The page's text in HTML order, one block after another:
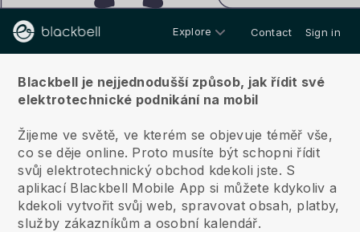
Explore Contact Sign in
Blackbell je nejjednodušší způsob, jak řídit své
elektrotechnické podnikání na mobil
Žijeme ve světě, ve kterém se objevuje téměř vše,
co se děje online. Proto musíte být schopni řídit
svůj elektrotechnický obchod kdekoli jste. S
aplikací Blackbell Mobile App si můžete kdykoliv a
kdekoli vytvořit svůj web, spravovat obsah, platby,
služby zákazníkům a osobní kalendář.